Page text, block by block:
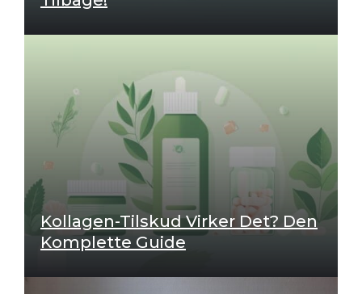
Kollagen-Tilskud Virker Det? Den
Komplette Guide